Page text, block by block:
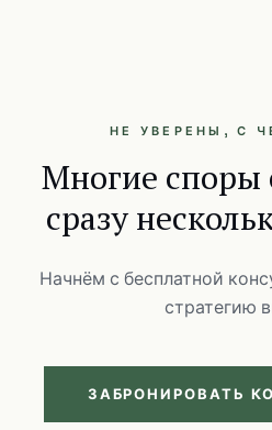
НЕ УВЕРЕНЫ, С
Многие споры
сразу
Начнём с бесплатной
стратегию
ЗАБРОНИРОВАТЬ